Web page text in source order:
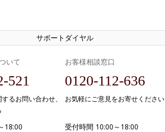
サポートダイヤル
いて
521
るお問い合わせ、
18:00
お客様相談窓口
0120-112-636
お気軽にご意見をお寄せください
受付時間 10:00～18:00